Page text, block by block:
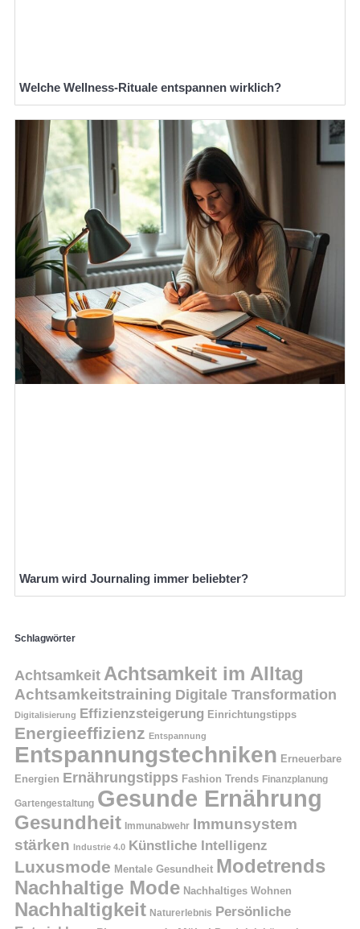
Welche Wellness-Rituale entspannen wirklich?
Warum wird Journaling immer beliebter?
Schlagwörter
Achtsamkeit Achtsamkeit im Alltag
Achtsamkeitstraining Digitale Transformation
Digitalisierung Effizienzsteigerung Einrichtungstipps
Energieeffizienz Entspannung
Entspannungstechniken Erneuerbare
Energien Ernährungstipps Fashion Trends Finanzplanung
Gartengestaltung Gesunde Ernährung
Gesundheit Immunabwehr Immunsystem
stärken
Industrie 4.0 Künstliche Intelligenz
Luxusmode Mentale Gesundheit Modetrends
Nachhaltige Mode Nachhaltiges Wohnen
Nachhaltigkeit Naturerlebnis Persönliche